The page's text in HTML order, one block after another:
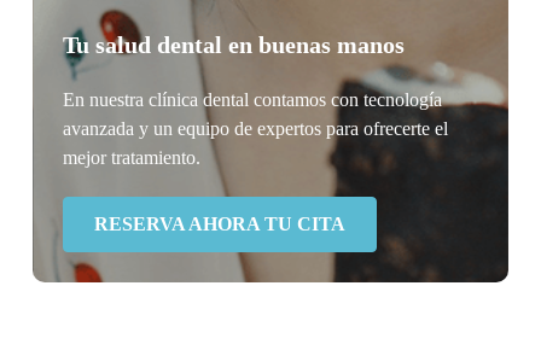
Tu salud dental en buenas manos
En nuestra clínica dental contamos con tecnología
avanzada y un equipo de expertos para ofrecerte el
mejor tratamiento.
RESERVA AHORA TU CITA